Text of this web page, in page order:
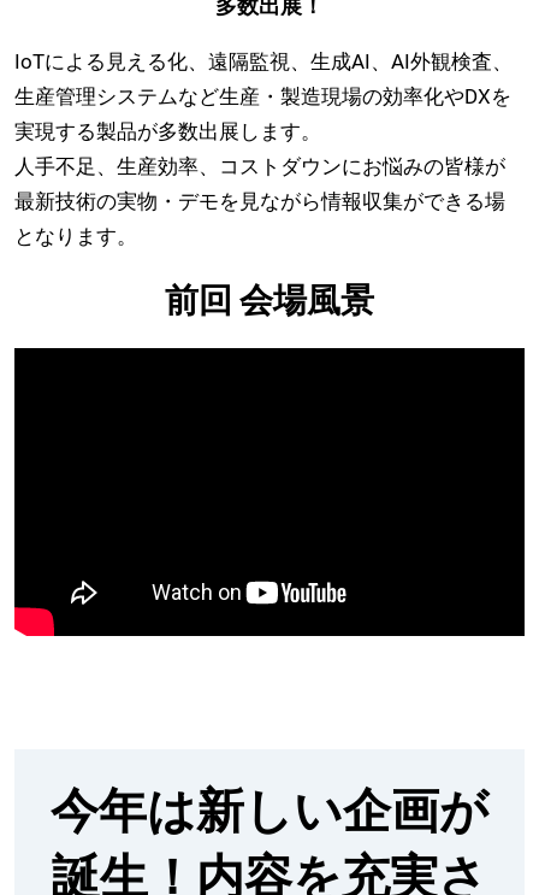
ト
工
場
EXPO」
月
京
多数出展！
IoTによる見える化、遠隔監視、生成AI、AI外観検査、
生産管理システムなど生産・製造現場の効率化やDXを
実現する製品が多数出展します。
人手不足、生産効率、コストダウンにお悩みの皆様が
最新技術の実物・デモを見ながら情報収集ができる場
となります。
前回 会場風景
今年は新しい企画が
誕生！内容を充実さ